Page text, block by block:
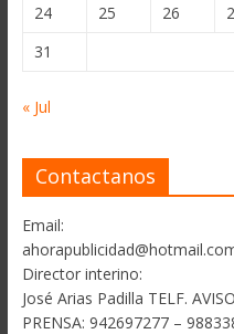
24
25 26
31
« Jul
Contactanos
Email:
Director interino:
José Arias Padilla TELF.
PRENSA: 942697277 –